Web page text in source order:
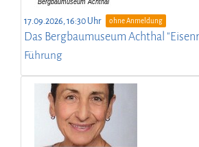
17.09.2026, 16:30 Uhr ohne Anmeldung
Das Bergbaumuseum Achthal
Führung